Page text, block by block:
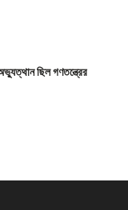
ছিল গণতন্ত্রের